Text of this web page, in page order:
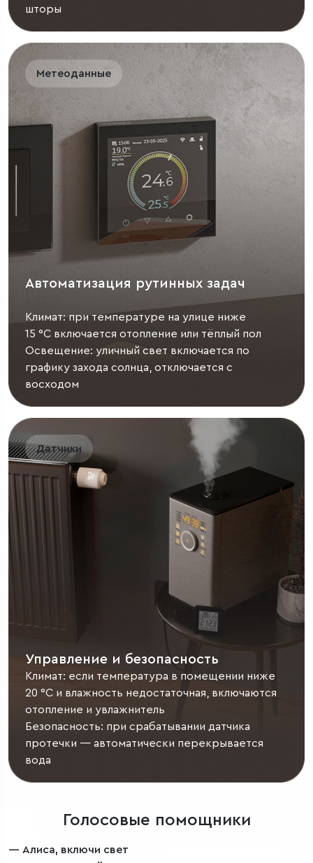
шторы
Метеоданные
Автоматизация рутинных задач
Климат: при температуре на улице ниже
15 °C включается отопление или тёплый пол
Освещение: уличный свет включается по
графику захода солнца, отключается с
восходом
Датчики
Управление и безопасность
Климат: если температура в помещении ниже
20 °C и влажность недостаточная, включаются
отопление и увлажнитель
Безопасность: при срабатывании датчика
протечки — автоматически перекрывается
вода
Голосовые помощники
— Алиса, включи свет